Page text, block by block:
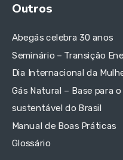
Outros
Abegás celebra 30 anos
Seminário – Transição
Dia Internacional da
Gás Natural – Base para
sustentável do Brasil
Manual de Boas Práticas
Glossário